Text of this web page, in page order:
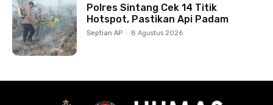
Polres Sintang Cek 14 Titik
Hotspot, Pastikan Api Padam
Septian AP - 8 Agustus 2026